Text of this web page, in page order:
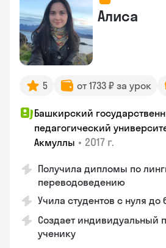
Алиса
5 от 1733 ₽ за урок
Башкирский
педагогический
Акмуллы • 2017 г.
Получила дипломы по
переводоведению
Учила студентов с нуля до
Создает индивидуальный
ученику